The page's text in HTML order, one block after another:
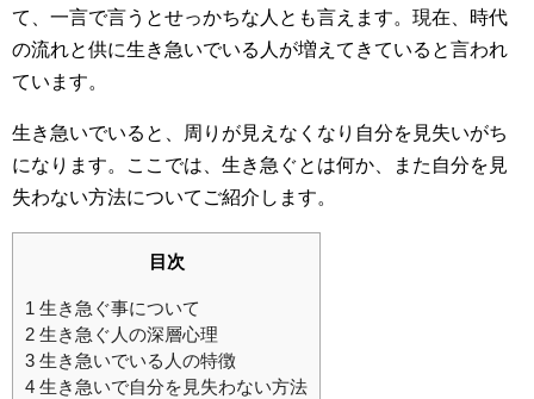
て、一言で言うとせっかちな人とも言えます。現在、時代
の流れと供に生き急いでいる人が増えてきていると言われ
ています。
生き急いでいると、周りが見えなくなり自分を見失いがち
になります。ここでは、生き急ぐとは何か、また自分を見
失わない方法についてご紹介します。
目次
1 生き急ぐ事について
2 生き急ぐ人の深層心理
3 生き急いでいる人の特徴
4 生き急いで自分を見失わない方法